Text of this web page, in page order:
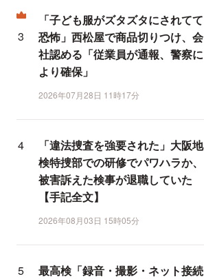
「子ども服がズタズタにされてて
恐怖」西松屋で商品切りつけ、会
社認める「従業員が通報、警察に
より確保」
2026年07月28日 11時17分
「違法捜査を強要された」大阪地
検特捜部での研修でパワハラか、
被害訴えた検事が退職していた
【手記全文】
2026年08月03日 15時05分
最高検「録音・撮影・ネット接続